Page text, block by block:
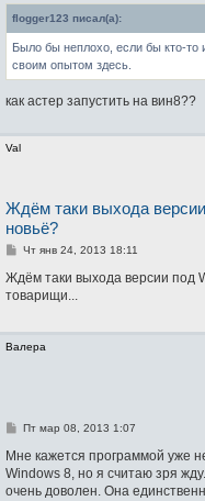
щ
е
н
и
flogger123 писал(а):
Было бы неплохо, если бы кто-то
своим опытом здесь.
как астер запустить на вин8??
Val
Ждём таки выхода
новьё?
С
о
б
щ
е
Чт янв 24, 2013 18:11
Ждём таки выхода версии под
товарищи...
Валера
С
о
б
щ
е
Пт мар 08, 2013 1:07
Мне кажется программой уже
Windows 8, но я считаю зря
очень доволен. Она